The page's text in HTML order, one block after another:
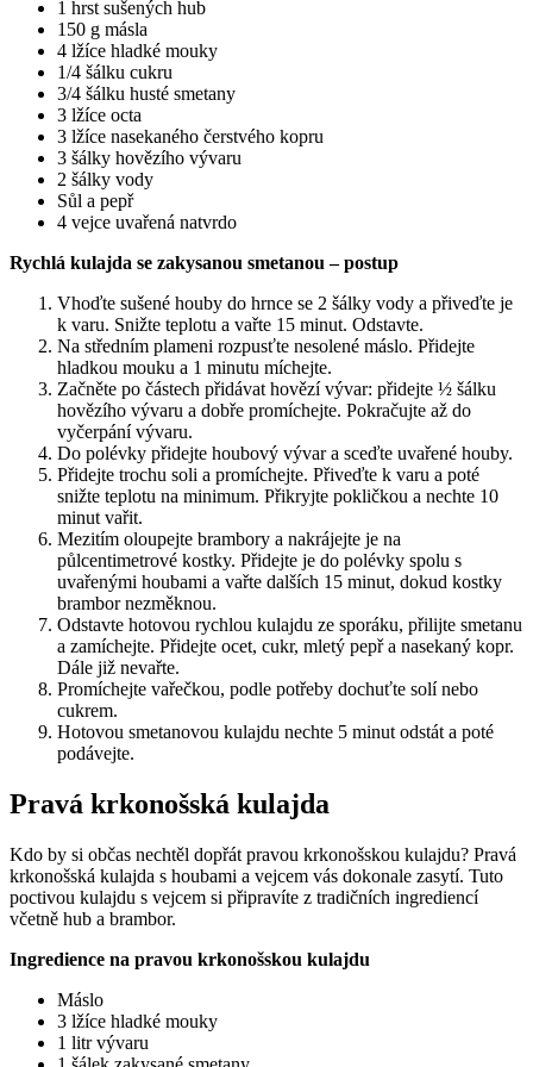
1 hrst sušených hub
150 g másla
4 lžíce hladké mouky
1/4 šálku cukru
3/4 šálku husté smetany
3 lžíce octa
3 lžíce nasekaného čerstvého kopru
3 šálky hovězího vývaru
2 šálky vody
Sůl a pepř
4 vejce uvařená natvrdo
Rychlá kulajda se zakysanou smetanou – postup
Vhoďte sušené houby do hrnce se 2 šálky vody a přiveďte je
k varu. Snižte teplotu a vařte 15 minut. Odstavte.
Na středním plameni rozpusťte nesolené máslo. Přidejte
hladkou mouku a 1 minutu míchejte.
Začněte po částech přidávat hovězí vývar: přidejte ½ šálku
hovězího vývaru a dobře promíchejte. Pokračujte až do
vyčerpání vývaru.
Do polévky přidejte houbový vývar a sceďte uvařené houby.
Přidejte trochu soli a promíchejte. Přiveďte k varu a poté
snižte teplotu na minimum. Přikryjte pokličkou a nechte 10
minut vařit.
Mezitím oloupejte brambory a nakrájejte je na
půlcentimetrové kostky. Přidejte je do polévky spolu s
uvařenými houbami a vařte dalších 15 minut, dokud kostky
brambor nezměknou.
Odstavte hotovou rychlou kulajdu ze sporáku, přilijte smetanu
a zamíchejte. Přidejte ocet, cukr, mletý pepř a nasekaný kopr.
Dále již nevařte.
Promíchejte vařečkou, podle potřeby dochuťte solí nebo
cukrem.
Hotovou smetanovou kulajdu nechte 5 minut odstát a poté
podávejte.
Pravá krkonošská kulajda
Kdo by si občas nechtěl dopřát pravou krkonošskou kulajdu? Pravá
krkonošská kulajda s houbami a vejcem vás dokonale zasytí. Tuto
poctivou kulajdu s vejcem si připravíte z tradičních ingrediencí
včetně hub a brambor.
Ingredience na pravou krkonošskou kulajdu
Máslo
3 lžíce hladké mouky
1 litr vývaru